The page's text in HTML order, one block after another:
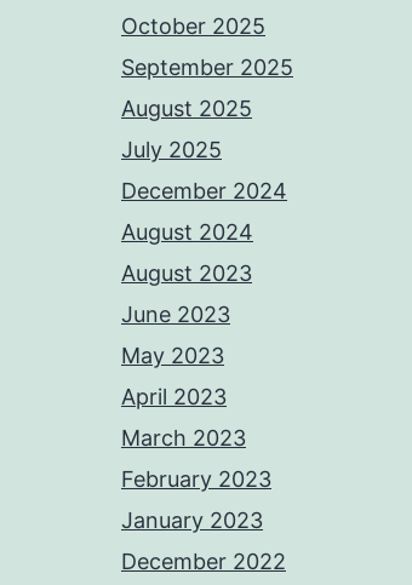
October 2025
September 2025
August 2025
July 2025
December 2024
August 2024
August 2023
June 2023
May 2023
April 2023
March 2023
February 2023
January 2023
December 2022